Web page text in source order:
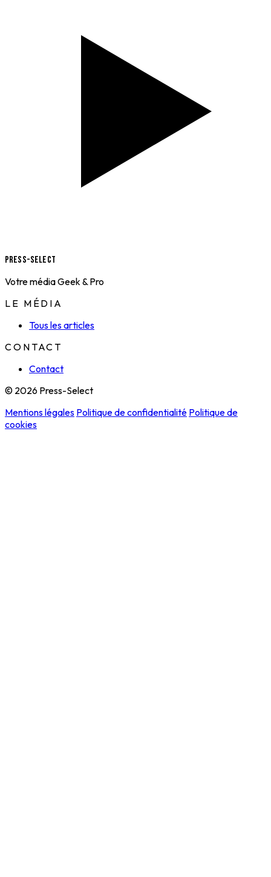
Press-Select
Votre média Geek & Pro
LE MÉDIA
Tous les articles
CONTACT
Contact
© 2026 Press-Select
Mentions légales Politique de confidentialité Politique de
cookies